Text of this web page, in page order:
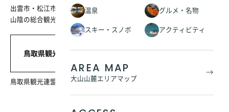
温泉 グルメ・名物
スキー・スノボ アクティビティ
AREA MAP
大山山麓エリアマップ
出雲市・松江市・安来市・米子市・境港市・大山エリアを中心とした
山陰の総合観光案内ホームページです。
鳥取県観光情報
鳥取県観光連盟ホームページ・鳥取県の観光情報を一気に紹介